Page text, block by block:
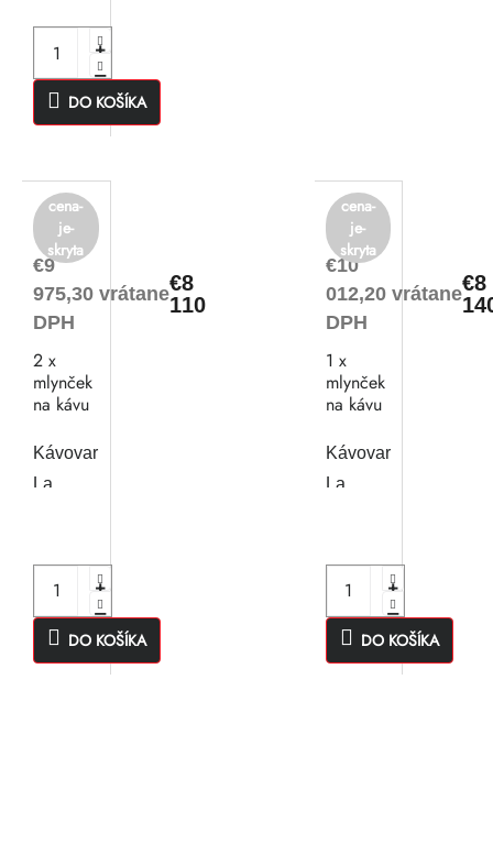
DO KOŠÍKA
€9
975,30 vrátane
DPH
€8
110
2 x
mlynček
na kávu
Kávovar
La
cena-
je-
skryta
DO KOŠÍKA
€10
012,20 vrátane
DPH
€8
1 x
mlynček
na kávu
Kávovar
La
cena-
je-
skryta
DO KOŠÍKA